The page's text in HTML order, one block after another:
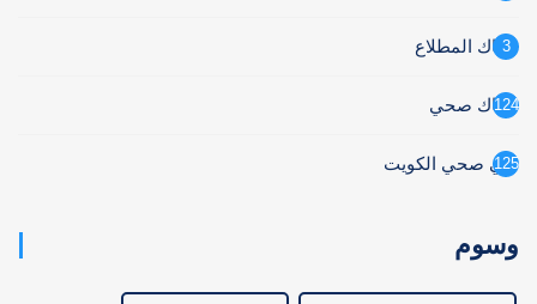
سباك المطلاع
3
سباك صحي
124
فني صحي الكويت
125
وسوم